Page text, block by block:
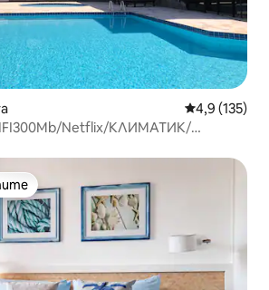
Средна
4,9 (135)
Netflix/КЛИМАТИК/
на гостите